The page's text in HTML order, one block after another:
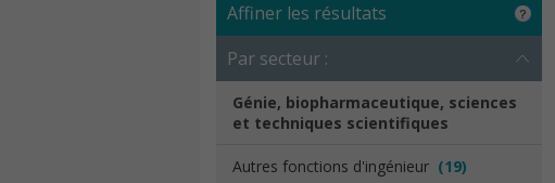
Affiner les résultats
Par secteur :
Génie, biopharmaceutique, sciences
et techniques scientifiques
Autres fonctions d'ingénieur (19)